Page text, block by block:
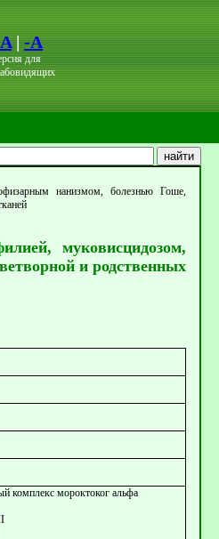
|-A
для
нанизмом, болезнью Гоше,
муковисцидозом,
и родственных
комплекс мороктоког альфа